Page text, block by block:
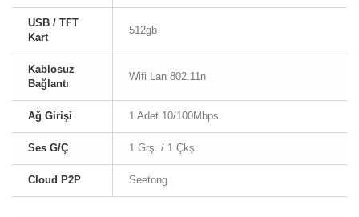
USB / TFT
Kart
512gb
Kablosuz
Bağlantı
Wifi Lan 802.11n
Ağ Girişi 1 Adet 10/100Mbps.
Ses G/Ç 1 Grş. / 1 Çkş.
Cloud P2P Seetong